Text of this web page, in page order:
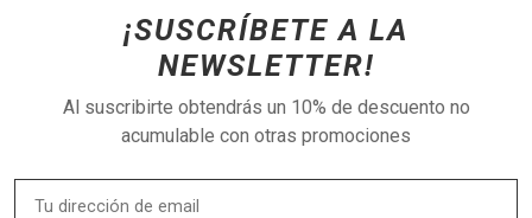
¡SUSCRÍBETE A LA
NEWSLETTER!
Al suscribirte obtendrás un 10% de descuento no
acumulable con otras promociones